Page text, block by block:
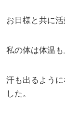
お日様と共に
私の体は体温
汗も出るよう
した。